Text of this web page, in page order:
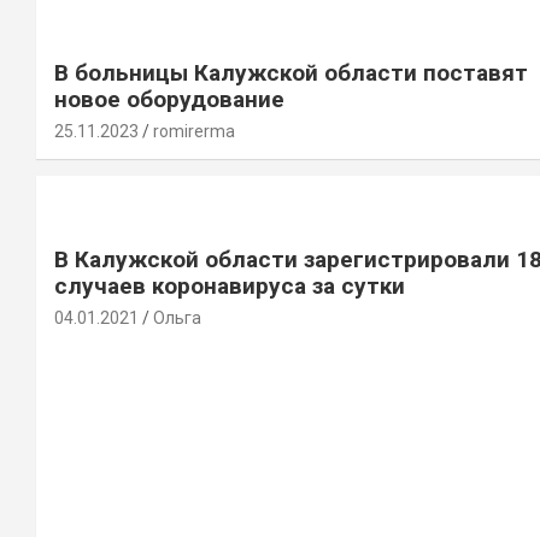
В больницы Калужской области поставят
новое оборудование
25.11.2023 romirerma
В Калужской области зарегистрировали
случаев коронавируса за сутки
04.01.2021 Ольга